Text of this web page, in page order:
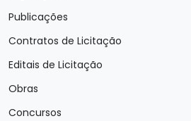
Publicações
Contratos de Licitação
Editais de Licitação
Obras
Concursos